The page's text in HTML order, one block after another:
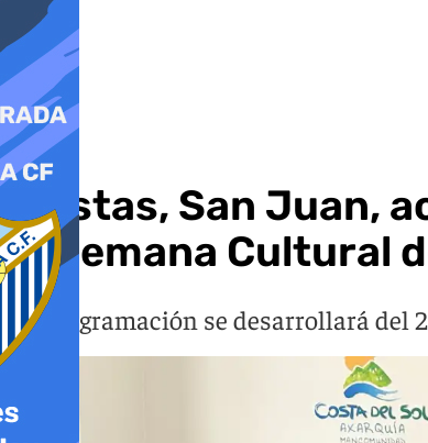
Cultura
Fiestas, San Juan,
la Semana Cultural
La programación se desarrollará